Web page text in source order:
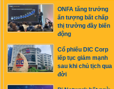
ONFA tăng trưởng
ấn tượng bất chấp
thị trường đầy biến
động
Cổ phiếu DIC Corp
iếp tục giảm mạnh
sau khi chủ tịch qua
đời